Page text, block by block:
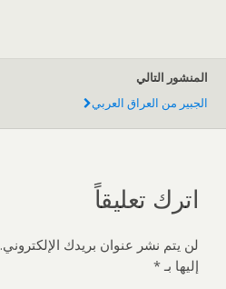
المنشور التالي
الجبير من العراق العربي
اترك تعليقاً
لن يتم نشر عنوان بريدك الإلكتروني.
إليها بـ*